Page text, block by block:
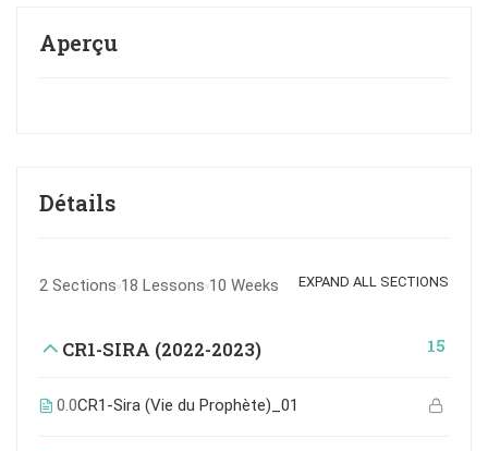
Aperçu
Détails
2 Sections 18 Lessons 10 Weeks EXPAND ALL SECTIONS
CR1-SIRA (2022-2023) 15
0.0CR1-Sira (Vie du Prophète)_01